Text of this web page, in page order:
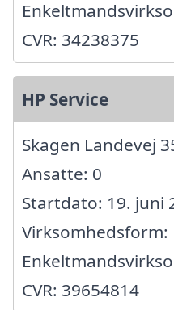
CVR: 34238375
HP Service
Skagen Landevej
Ansatte: 0
Startdato: 19. juni
Virksomhedsform:
CVR: 39654814